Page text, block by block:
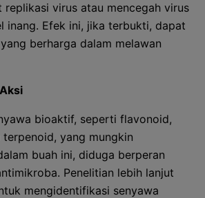
replikasi virus atau mencegah virus
inang. Efek ini, jika terbukti, dapat
berharga dalam melawan
bioaktif, seperti flavonoid,
yang mungkin
buah ini, diduga berperan
Penelitian lebih lanjut
mengidentifikasi senyawa